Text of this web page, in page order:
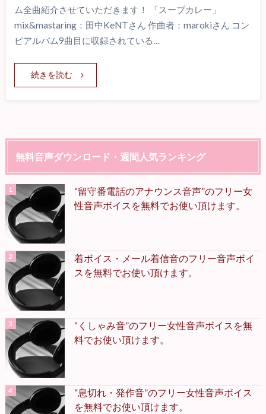
ム全曲紹介させていただきます！ 「スープカレー」
mix&mastaring：田中KeNTさん 作曲者：marokiさん コン
ピアルバム9曲目に収録されている…
続きを読む
無料音声ダウンロード・週間人気ランキング
“留守番電話のアナウンス音声”のフリー女
性音声ボイスを無料でお使い頂けます。
着ボイス・メール着信音のフリー音声ボイ
スを無料でお使い頂けます。
“くしゃみ音”のフリー女性音声ボイスを無
料でお使い頂けます。
“息切れ・発作音”のフリー女性音声ボイス
を無料でお使い頂けます。